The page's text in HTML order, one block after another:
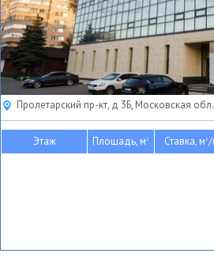
Пролетарский пр-кт, д 3Б, Московская
Этаж Площадь, м2 Ставка, м2/